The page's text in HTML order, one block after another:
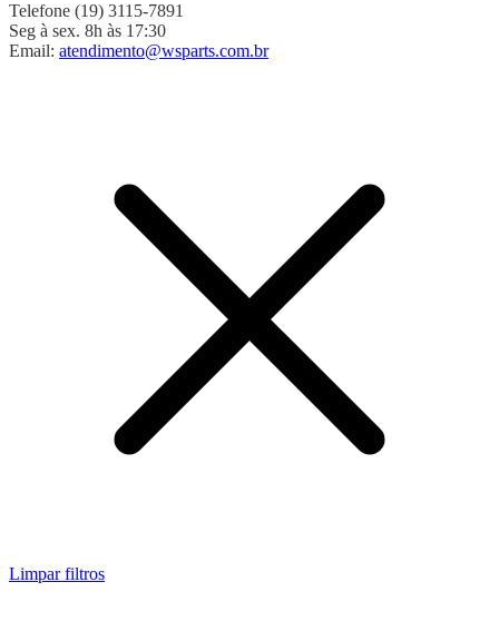
Telefone (19) 3115-7891
Seg à sex. 8h às 17:30
Email: atendimento@wsparts.com.br
Limpar filtros